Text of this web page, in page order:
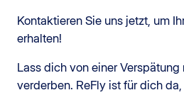
Kontaktieren Sie uns jetzt, um
erhalten!
Lass dich von einer
verderben. ReFly ist für dich